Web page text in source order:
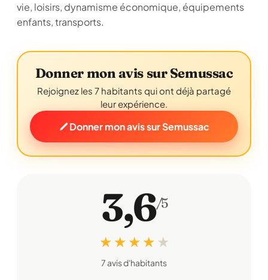
vie, loisirs, dynamisme économique, équipements
enfants, transports.
Donner mon avis sur Semussac
Rejoignez les 7 habitants qui ont déjà partagé
leur expérience.
Donner mon avis sur Semussac
3,6/5
★ ★ ★ ★ ★
7 avis d'habitants